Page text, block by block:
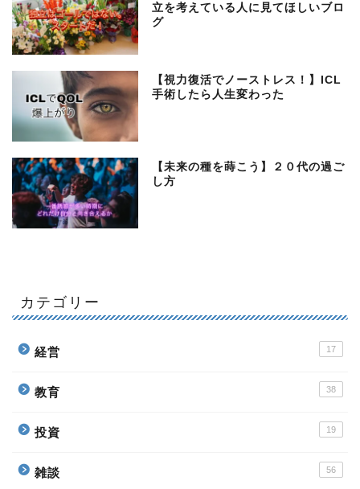
立を考えている人に見てほしいブロ
グ
【視力復活でノーストレス！】ICL
手術したら人生変わった
【未来の種を蒔こう】２０代の過ご
し方
カテゴリー
経営 17
教育 38
投資 19
雑談 56